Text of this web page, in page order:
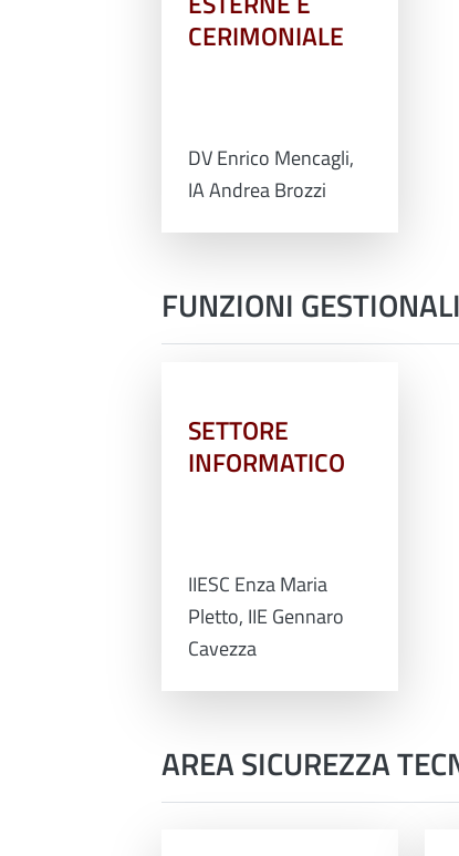
CERIMONIALE
DV Enrico Mencagli,
IA Andrea Brozzi
FUNZIONI GESTIONALI
SETTORE
INFORMATICO
IIESC Enza Maria
Pletto, IIE Gennaro
Cavezza
AREA SICUREZZA